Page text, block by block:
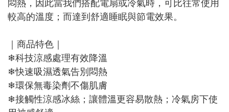
悶熱，因此當我們搭配電扇或冷氣時，可比往常使用
較高的溫度；而達到舒適睡眠與節電效果。
｜商品特色｜
❄科技涼感處理有效降溫
❄快速吸濕透氣告別悶熱
❄環保無毒染劑不傷肌膚
❄接觸性涼感冰絲；讓體溫更容易散熱；冷氣房下使